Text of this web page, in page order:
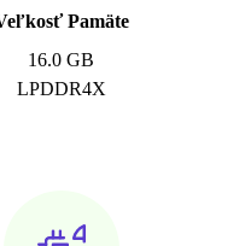
Pamäte
16.0 GB
LPDDR4X